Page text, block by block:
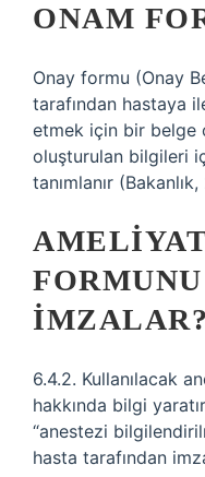
ONAM
Onay formu (Onay
tarafından hastaya
etmek için bir belge
oluşturulan bilgileri
tanımlanır
IMZALAR?
6.4.2. Kullanılacak
hakkında bilgi
“anestezi
hasta tarafından